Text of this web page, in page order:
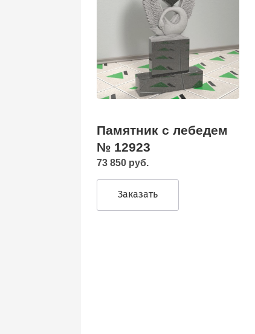
Памятник с лебедем
№ 12923
73 850 руб.
Заказать